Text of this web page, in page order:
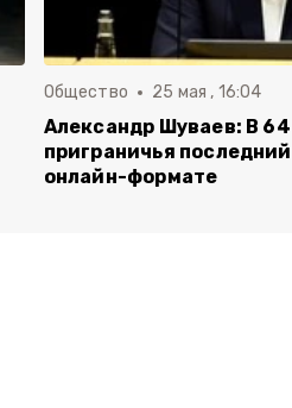
Общество 25 мая , 16:04
Александр Шуваев: В
приграничья
онлайн-формате